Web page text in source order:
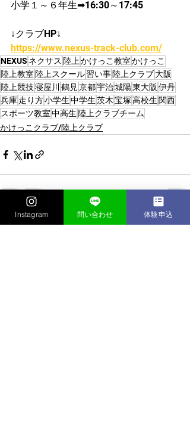
​小学１～６年生➡16:30～17:45
↓クラブHP↓
https://www.nexus-track-club.com/
NEXUS ネクサス 陸上かけっこ教室かけっこ
陸上教室 陸上スクール習い事陸上クラブ大阪
陸上競技寝屋川 鶴見京都宇治城陽東大阪 伊丹
兵庫走り方小学生中学生茨木宝塚高校生 関西
スポーツ教室中高生 陸上クラブチーム
かけっこクラブ/陸上クラブ
最新記事
Instagram 問い合わせ 体験申込